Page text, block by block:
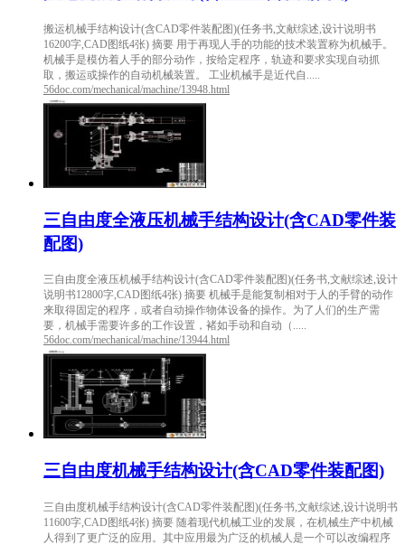
搬运机械手结构设计(含CAD零件装配图)(任务书,文献综述,设计说明书
16200字,CAD图纸4张) 摘要 用于再现人手的功能的技术装置称为机械手。
机械手是模仿着人手的部分动作，按给定程序，轨迹和要求实现自动抓
取，搬运或操作的自动机械装置。 工业机械手是近代自.....
56doc.com/mechanical/machine/13948.html
三自由度全液压机械手结构设计(含CAD零件装
配图)
三自由度全液压机械手结构设计(含CAD零件装配图)(任务书,文献综述,设计
说明书12800字,CAD图纸4张) 摘要 机械手是能复制相对于人的手臂的动作
来取得固定的程序，或者自动操作物体设备的操作。为了人们的生产需
要，机械手需要许多的工作设置，褚如手动和自动（.....
56doc.com/mechanical/machine/13944.html
三自由度机械手结构设计(含CAD零件装配图)
三自由度机械手结构设计(含CAD零件装配图)(任务书,文献综述,设计说明书
11600字,CAD图纸4张) 摘要 随着现代机械工业的发展，在机械生产中机械
人得到了更广泛的应用。其中应用最为广泛的机械人是一个可以改编程序